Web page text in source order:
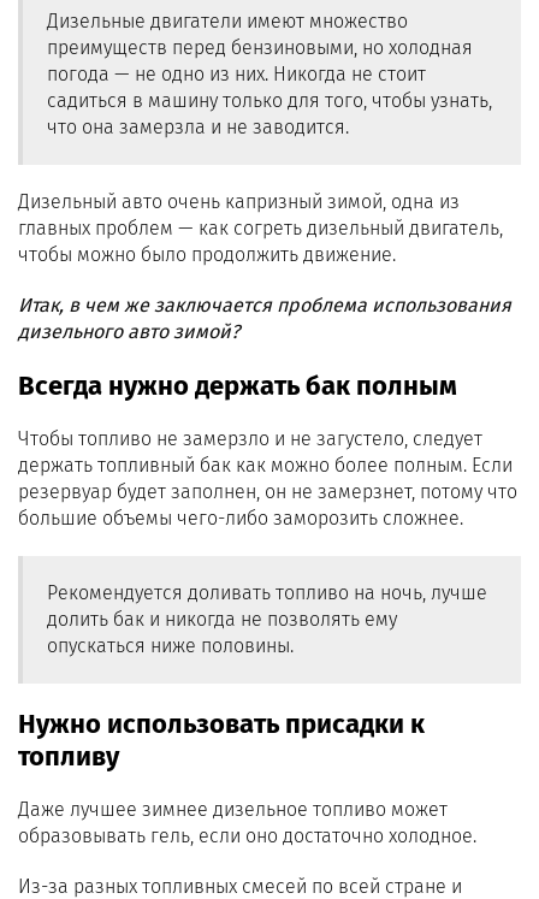
Дизельные двигатели имеют множество
преимуществ перед бензиновыми, но холодная
погода — не одно из них. Никогда не стоит
садиться в машину только для того, чтобы узнать,
что она замерзла и не заводится.
Дизельный авто очень капризный зимой, одна из
главных проблем — как согреть дизельный двигатель,
чтобы можно было продолжить движение.
Итак, в чем же заключается проблема использования
дизельного авто зимой?
Всегда нужно держать бак полным
Чтобы топливо не замерзло и не загустело, следует
держать топливный бак как можно более полным. Если
резервуар будет заполнен, он не замерзнет, ​​потому что
большие объемы чего-либо заморозить сложнее.
Рекомендуется доливать топливо на ночь, лучше
долить бак и никогда не позволять ему
опускаться ниже половины.
Нужно использовать присадки к
топливу
Даже лучшее зимнее дизельное топливо может
образовывать гель, если оно достаточно холодное.
Из-за разных топливных смесей по всей стране и